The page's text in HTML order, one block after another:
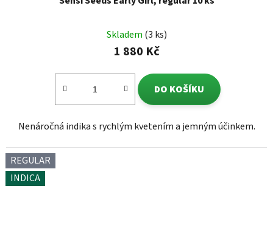
Skladem (3 ks)
1 880 Kč
DO KOŠÍKU
Nenáročná indika s rychlým kvetením a jemným účinkem.
REGULAR
INDICA